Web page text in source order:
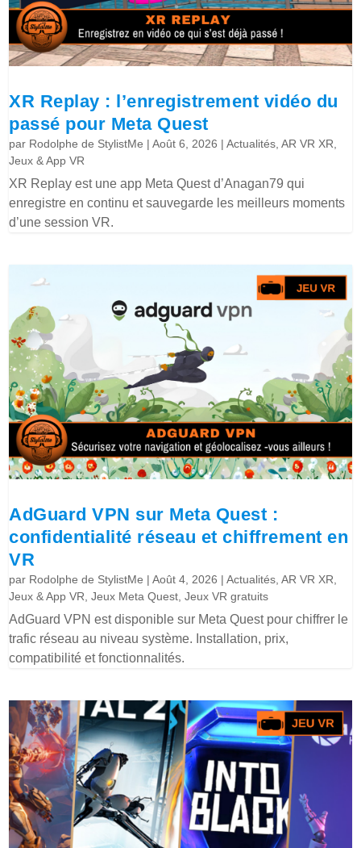
XR Replay : l’enregistrement vidéo du
passé pour Meta Quest
par Rodolphe de StylistMe |Août 6, 2026 |Actualités ,AR VR XR
Jeux & App VR
XR Replay est une app Meta Quest d’Anagan79 qui
enregistre en continu et sauvegarde les meilleurs moments
d’une session VR.
AdGuard VPN sur Meta Quest :
confidentialité réseau et chiffrement en
VR
par Rodolphe de StylistMe |Août 4, 2026 |Actualités ,AR VR XR
Jeux & App VR ,Jeux Meta Quest ,Jeux VR gratuits
AdGuard VPN est disponible sur Meta Quest pour chiffrer le
trafic réseau au niveau système. Installation, prix,
compatibilité et fonctionnalités.